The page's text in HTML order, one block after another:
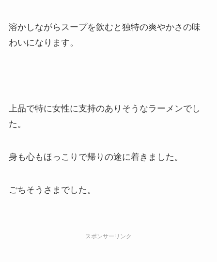
溶かしながらスープを飲むと独特の爽やかさの味
わいになります。
上品で特に女性に支持のありそうなラーメンでし
た。
身も心もほっこりで帰りの途に着きました。
ごちそうさまでした。
スポンサーリンク